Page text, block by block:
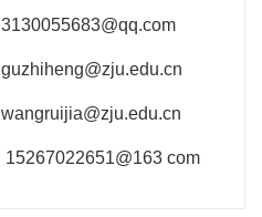
3130055683@qq.com
guzhiheng@zju.edu.cn
wangruijia@zju.edu.cn
15267022651@163 com